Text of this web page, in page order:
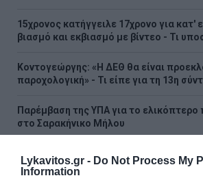
Lykavitos.gr - Do Not Process My
Information
15χρονος κατήγγειλε 17χρονο για κατ'
βιασμό και εκβιασμό με βίντεο - Τι
Κοντογεώργης: «Η ΔΕΘ θα είναι
παροχολογική» - Τι είπε για τη 13η
Παρέμβαση της ΥΠΑ για το ελικόπτερο
στο Σαρακήνικο Μήλου
Λευκό Πύργο